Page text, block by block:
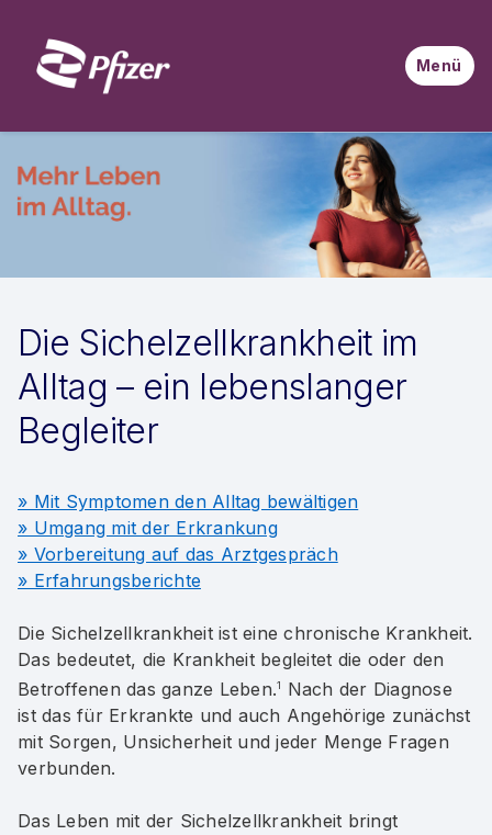
Fahrtkostenübernahme
Externe Institutionen
Menü
Türkçe
Die Sichelzellkrankheit im
Alltag – ein lebenslanger
Begleiter
» Mit Symptomen den Alltag bewältigen
» Umgang mit der Erkrankung
» Vorbereitung auf das Arztgespräch
» Erfahrungsberichte
Die Sichelzellkrankheit ist eine chronische Krankheit.
Das bedeutet, die Krankheit begleitet die oder den
Betroffenen das ganze Leben.1
Nach der Diagnose
ist das für Erkrankte und auch Angehörige zunächst
mit Sorgen, Unsicherheit und jeder Menge Fragen
verbunden.
Das Leben mit der Sichelzellkrankheit bringt